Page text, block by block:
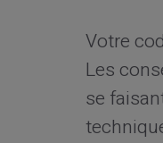
Votre
Les
se